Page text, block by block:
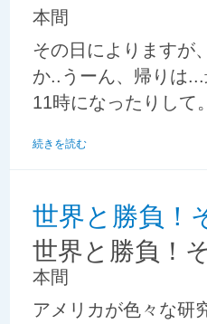
本間
その日によりますが
か..うーん、帰りは
11時になったりして
続きを読む
世界と勝負！
世界と勝負！
本間
アメリカが色々な研